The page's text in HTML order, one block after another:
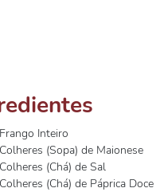
Inteiro
(Sopa) de Maionese
(Chá) de Sal
(Chá) de Páprica Doce